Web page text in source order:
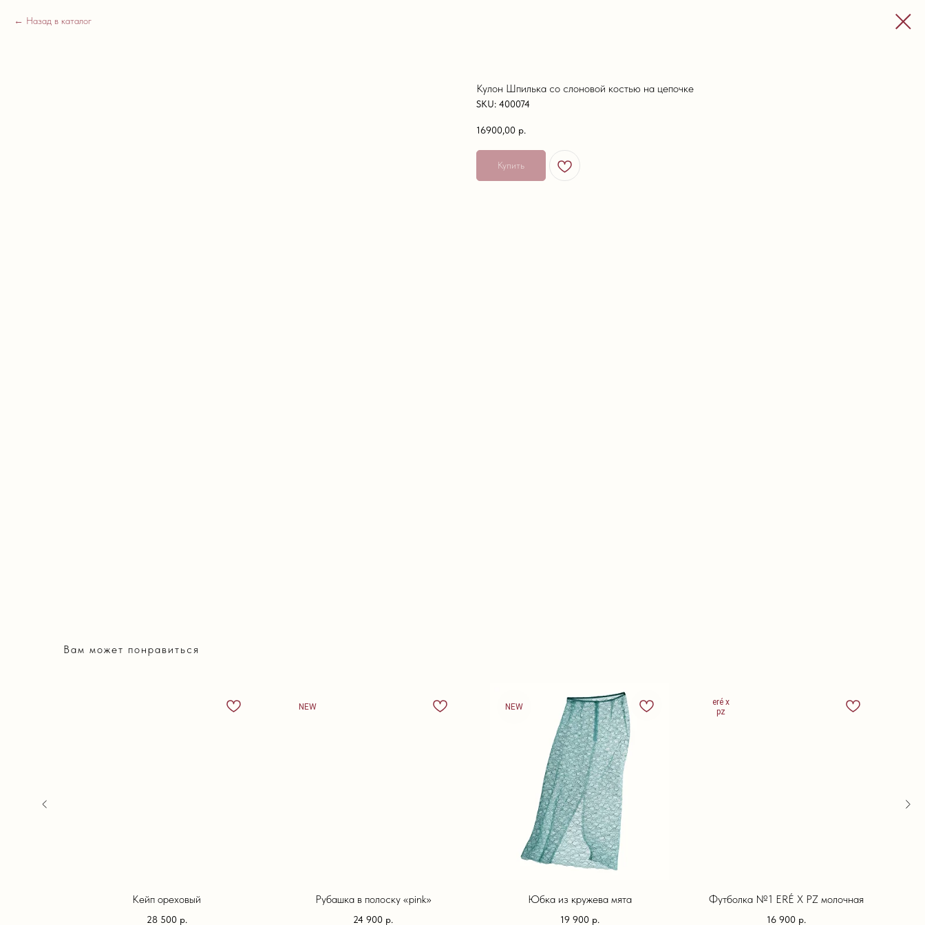
Назад в каталог
Кулон Шпилька со слоновой костью на цепочке
SKU: 400074
16900,00 р.
Купить
Вам может понравиться
Кейп ореховый
28 500 р.
NEW
Рубашка в полоску «pink»
24 900 р.
NEW
Юбка из кружева мята
19 900 р.
eré x
pz
Футболка №1 ERÉ X PZ молочная
16 900 р.